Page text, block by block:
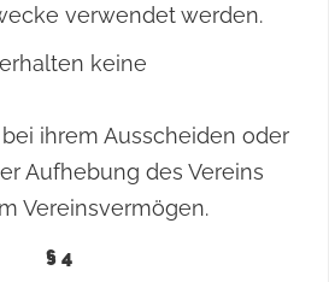
verwendet werden.
keine
ihrem Ausscheiden oder
Aufhebung des Vereins
Vereinsvermögen.
§ 4